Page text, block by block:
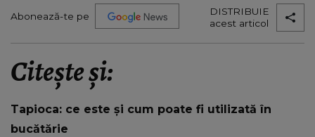
Abonează-te pe
DISTRIBUIE
acest articol
Citește și:
Tapioca: ce este și cum poate fi utilizată în
bucătărie